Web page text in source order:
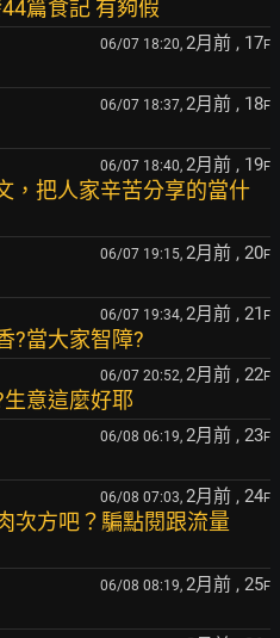
篇食記 有夠假
06/07 18:20, 2月前 , 17F
06/07 18:37, 2月前 , 18F
06/07 18:40, 2月前 , 19F
，把人家辛苦分享的當什
06/07 19:15, 2月前 , 20F
06/07 19:34, 2月前 , 21 F
?當大家智障?
06/07 20:52, 2月前 , 22F
意這麼好耶
06/08 06:19, 2月前 , 23F
06/08 07:03, 2月前 , 24F
次方吧？騙點閱跟流量
06/08 08:19, 2月前 , 25F